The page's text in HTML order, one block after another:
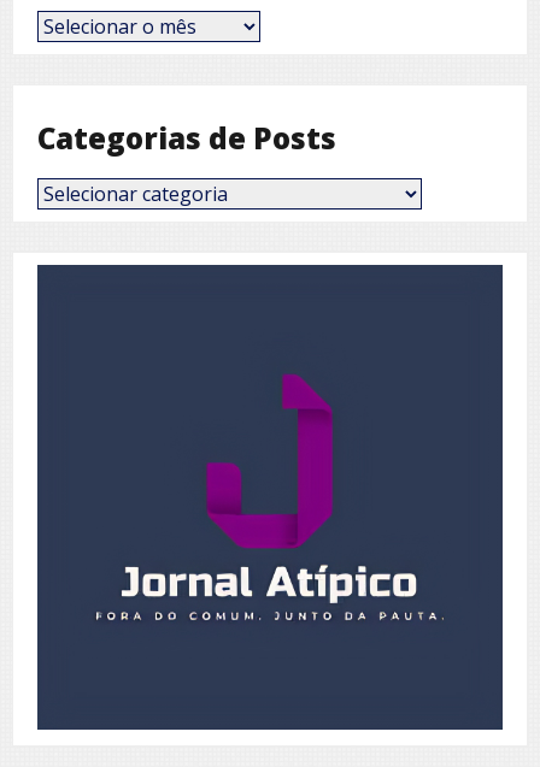
Posts
por
Categorias de Posts
Categorias
de